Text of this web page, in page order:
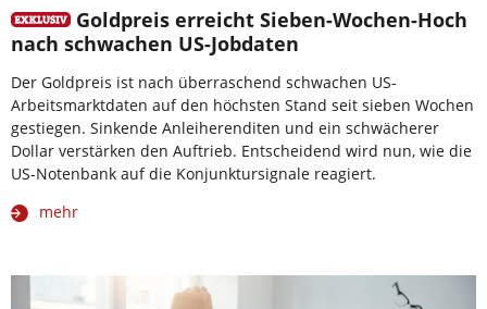
Goldpreis erreicht Sieben-Wochen-Hoch
nach schwachen US-Jobdaten
Der Goldpreis ist nach überraschend schwachen US-
Arbeitsmarktdaten auf den höchsten Stand seit sieben Wochen
gestiegen. Sinkende Anleiherenditen und ein schwächerer
Dollar verstärken den Auftrieb. Entscheidend wird nun, wie die
US-Notenbank auf die Konjunktursignale reagiert.
mehr